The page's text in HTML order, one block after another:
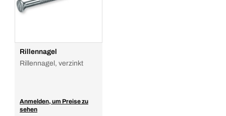
Rillennagel
Rillennagel, verzinkt
Anmelden, um Preise zu
sehen